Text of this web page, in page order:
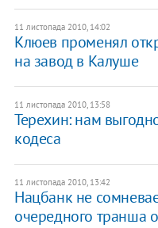
11 листопада 2010, 14:02
Клюев променял
на завод в Калуше
11 листопада 2010, 13:58
Терехин: нам
кодеса
11 листопада 2010, 13:42
Нацбанк не
очередного транша